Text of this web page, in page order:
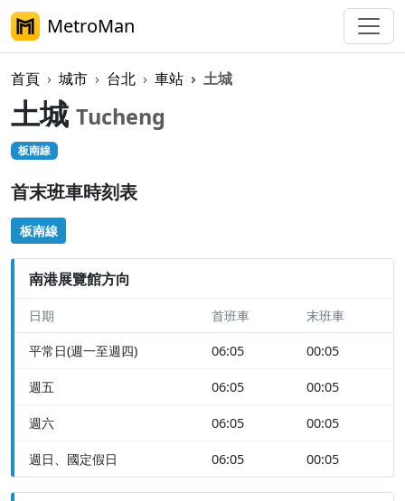
MetroMan
首頁 城市 台北 車站 土城
土城 Tucheng
板南線
首末班車時刻表
板南線
南港展覽館方向
日期 首班車 末班車
平常日(週一至週四) 06:05 00:05
週五 06:05 00:05
週六 06:05 00:05
週日、國定假日 06:05 00:05